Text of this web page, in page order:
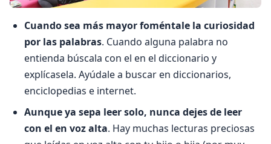
Cuando sea más mayor foméntale la curiosidad
por las palabras. Cuando alguna palabra no
entienda búscala con el en el diccionario y
explícasela. Ayúdale a buscar en diccionarios,
enciclopedias e internet.
Aunque ya sepa leer solo, nunca dejes de leer
con el en voz alta. Hay muchas lecturas preciosas